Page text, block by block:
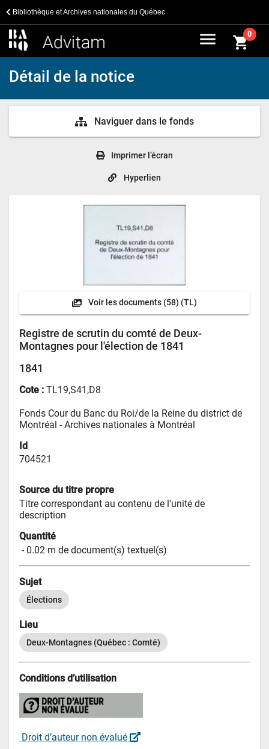
Bibliothèque et Archives nationales du Québec
menu shopping_cart0
Détail de la notice
Naviguer dans le fonds
Imprimer l’écran
Hyperlien
Voir les documents (58) (TL)
Registre de scrutin du comté de Deux-
Montagnes pour l'élection de 1841
1841
Cote :TL19,S41,D8
Fonds Cour du Banc du Roi/de la Reine du district de
Montréal - Archives nationales à Montréal
Id
704521
Source du titre propre
Titre correspondant au contenu de l'unité de
description
Quantité
- 0.02 m de document(s) textuel(s)
Sujet
Élections
Lieu
Deux-Montagnes (Québec : Comté)
Conditions d’utilisation
Droit d’auteur non évalué